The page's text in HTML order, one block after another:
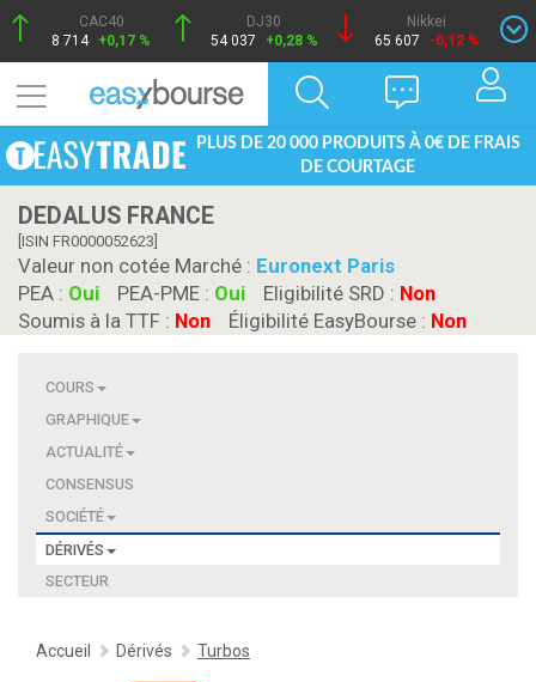
CAC40
8 714 +0,17 %
DJ30
54 037
+0,28 %
Nikkei
65 607
-0,12 %
PLUS DE 20 000 PRODUITS À 0€ DE FRAIS
DE COURTAGE
DEDALUS FRANCE
[ISIN FR0000052623]
Valeur non cotée Marché : Euronext Paris
PEA : Oui PEA-PME : Oui Eligibilité SRD : Non
Soumis à la TTF : Non Éligibilité EasyBourse : Non
COURS
GRAPHIQUE
ACTUALITÉ
CONSENSUS
SOCIÉTÉ
DÉRIVÉS
SECTEUR
Accueil Dérivés Turbos